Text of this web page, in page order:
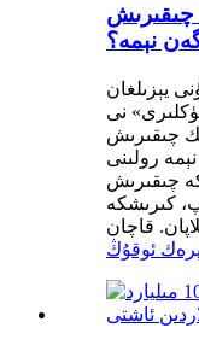
چىقىرىش
نېمە؟
نى
چىقىرىش
رولىنى
چىقىرىش
كىرىشكە
ئوقۇڭ